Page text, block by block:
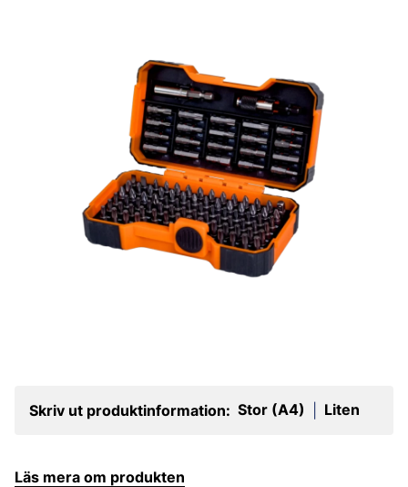
Skriv ut produktinformation: Stor (A4) Liten
Läs mera om produkten